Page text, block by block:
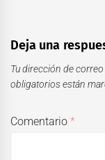
Deja una
Tu dirección de
obligatorios están
Comentario*